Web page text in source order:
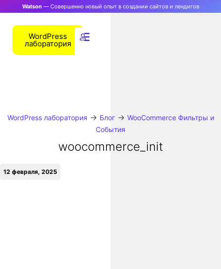
Watson— Совершенно новый опыт в создании сайтов и лендигов
WordPress
лаборатория
WordPress лаборатория → Блог→ WooCommerce Фильтры и
События
woocommerce_init
12 февраля, 2025